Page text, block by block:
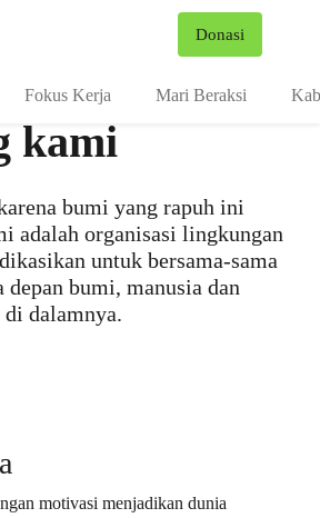
Donasi
Fokus Kerja Mari Beraksi
kami
bumi yang rapuh ini
adalah organisasi lingkungan
untuk bersama-sama
bumi, manusia dan
di dalamnya.
motivasi menjadikan dunia